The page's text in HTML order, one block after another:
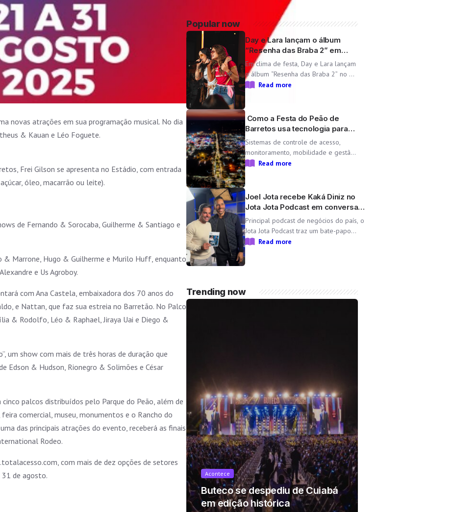
novas atrações em sua programação musical. No dia
& Kauan e Léo Foguete.
Frei Gilson se apresenta no Estádio, com entrada
óleo, macarrão ou leite).
de Fernando & Sorocaba, Guilherme & Santiago e
Marrone, Hugo & Guilherme e Murilo Huff, enquanto
e Us Agroboy.
com Ana Castela, embaixadora dos 70 anos do
e Nattan, que faz sua estreia no Barretão. No Palco
& Rodolfo, Léo & Raphael, Jiraya Uai e Diego &
um show com mais de três horas de duração que
Edson & Hudson, Rionegro & Solimões e César
palcos distribuídos pelo Parque do Peão, além de
comercial, museu, monumentos e o Rancho do
das principais atrações do evento, receberá as finais
Rodeo.
com mais de dez opções de setores
31 de agosto.
Popular now
Day e Lara lançam o álbum
“Resenha das Braba 2” em
comemoração ao aniversário
da dupla
Em clima de festa, Day e Lara lançam
o álbum “Resenha das Braba 2” no dia
06/08 com as inéditas “Lado
Lara, une propósito e paixão pelo […]
Read more
Como a Festa do Peão de
Barretos usa tecnologia para
operar uma cidade temporária
Sistemas de controle de acesso,
monitoramento, mobilidade e gestão
operacional ajudam a transformar o
edição da Festa do Peão de Barretos
Durante 11 dias, o Parque do Peão
Read more
Joel Jota recebe Kaká Diniz no
Jota Jota Podcast em conversa
sobre negócios e família
Principal podcast de negócios do país, o
Jota Jota Podcast traz um bate-papo
exclusivo com o empresário e CEO da Non
completo: https://www.youtube.com/watch?
Read more
Trending now
Acontece
Buteco se despediu de Cuiabá
em edição histórica
It looks like you're using an ad-blocker!